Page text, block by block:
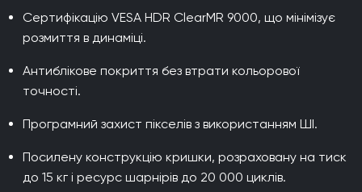
Сертифікацію VESA HDR ClearMR 9000, що мінімізує
розмиття в динаміці.
Антиблікове покриття без втрати кольорової
точності.
Програмний захист пікселів з використанням ШІ.
Посилену конструкцію кришки, розраховану на тиск
до 15 кг і ресурс шарнірів до 20 000 циклів.